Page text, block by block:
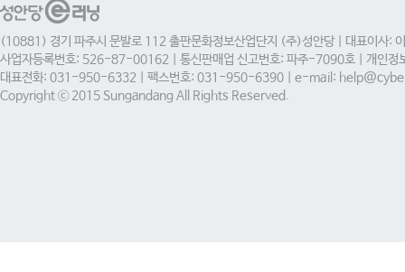
(10881) 경기 파주시 문발로 112 출판문화정보산업단지 (주)성안당 | 대표이사:
사업자등록번호: 526-87-00162 | 통신판매업 신고번호: 파주-7090호 | 개인정
대표전화: 031-950-6332 | 팩스번호: 031-950-6390 | e-mail:
Copyright ⓒ 2015 Sungandang All Rights Reserved.